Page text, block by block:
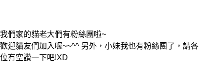
我們家的貓老大們有粉絲團啦~
歡迎貓友們加入喔~~^^ 另外，小妹我也有粉絲團了，請各
位有空讚一下吧!XD